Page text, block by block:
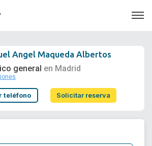
Soporte
Angel Maqueda Albertos
general en Madrid
teléfono Solicitar reserva